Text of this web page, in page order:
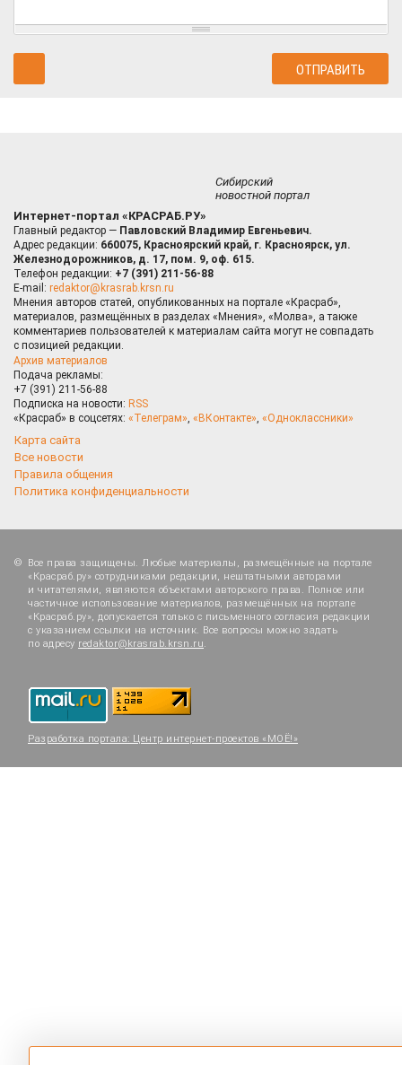
Сибирский
новостной портал
Интернет-портал «КРАСРАБ.РУ»
Главный редактор — Павловский Владимир Евгеньевич.
Адрес редакции: 660075, Красноярский край, г. Красноярск, ул.
Железнодорожников, д. 17, пом. 9, оф. 615.
Телефон редакции: +7 (391) 211-56-88
E-mail: redaktor@krasrab.krsn.ru
Мнения авторов статей, опубликованных на портале «Красраб»,
материалов, размещённых в разделах «Мнения», «Молва», а также
комментариев пользователей к материалам сайта могут не совпадать
с позицией редакции.
Архив материалов
Подача рекламы:
+7 (391) 211-56-88
Подписка на новости: RSS
«Красраб» в соцсетях: «Телеграм», «ВКонтакте», «Одноклассники»
Карта сайта
Все новости
Правила общения
Политика конфиденциальности
Все права защищены. Любые материалы, размещённые на портале
«Красраб.ру» сотрудниками редакции, нештатными авторами
и читателями, являются объектами авторского права. Полное или
частичное использование материалов, размещённых на портале
«Красраб.ру», допускается только с письменного согласия редакции
с указанием ссылки на источник. Все вопросы можно задать
по адресу redaktor@krasrab.krsn.ru.
Разработка портала: Центр интернет-проектов «МОЁ!»